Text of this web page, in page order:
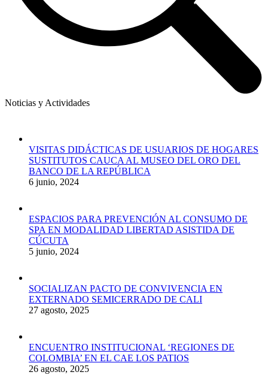
Noticias y Actividades
VISITAS DIDÁCTICAS DE USUARIOS DE HOGARES
SUSTITUTOS CAUCA AL MUSEO DEL ORO DEL
BANCO DE LA REPÚBLICA
6 junio, 2024
ESPACIOS PARA PREVENCIÓN AL CONSUMO DE
SPA EN MODALIDAD LIBERTAD ASISTIDA DE
CÚCUTA
5 junio, 2024
SOCIALIZAN PACTO DE CONVIVENCIA EN
EXTERNADO SEMICERRADO DE CALI
27 agosto, 2025
ENCUENTRO INSTITUCIONAL ‘REGIONES DE
COLOMBIA’ EN EL CAE LOS PATIOS
26 agosto, 2025